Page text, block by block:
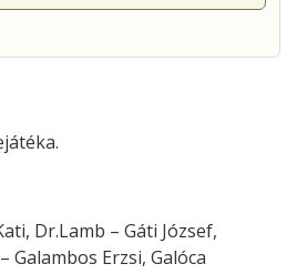
Dr.Lamb – Gáti József,
Galambos Erzsi, Galóca